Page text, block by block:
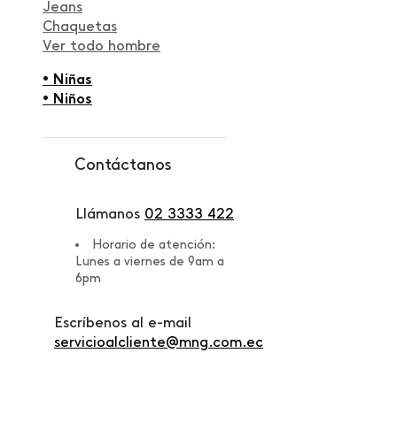
Jeans
Chaquetas
Ver todo hombre
• Niñas
• Niños
Contáctanos
Llámanos 02 3333 422
Horario de atención:
Lunes a viernes de 9am a
6pm
Escríbenos al e-mail
servicioalcliente@mng.com.ec